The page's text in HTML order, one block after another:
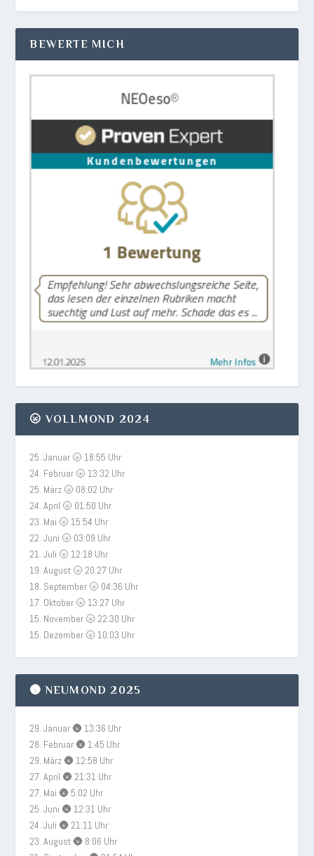
BEWERTE MICH
🌝 VOLLMOND 2024
25. Januar 🌝 18:55 Uhr
24. Februar 🌝 13:32 Uhr
25. März 🌝 08:02 Uhr
24. April 🌝 01:50 Uhr
23. Mai 🌝 15:54 Uhr
22. Juni 🌝 03:09 Uhr
21. Juli 🌝 12:18 Uhr
19. August 🌝 20:27 Uhr
18. September 🌝 04:36 Uhr
17. Oktober 🌝 13:27 Uhr
15. November 🌝 22:30 Uhr
15. Dezember 🌝 10:03 Uhr
🌚 NEUMOND 2025
29. Januar 🌚 13:36 Uhr
28. Februar 🌚 1:45 Uhr
29. März 🌚 12:58 Uhr
27. April 🌚 21:31 Uhr
27. Mai 🌚 5:02 Uhr
25. Juni 🌚 12:31 Uhr
24. Juli 🌚 21:11 Uhr
23. August 🌚 8:06 Uhr